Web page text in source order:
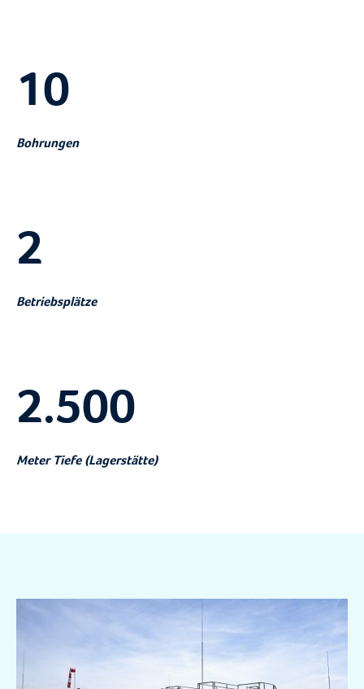
10
Bohrungen
2
Betriebsplätze
2.500
Meter Tiefe (Lagerstätte)